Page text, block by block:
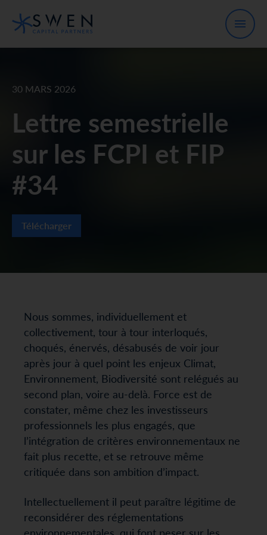
30 MARS 2026
Lettre semestrielle
sur les FCPI et FIP
#34
Télécharger
Nous sommes, individuellement et
collectivement, tour à tour interloqués,
choqués, énervés, désabusés de voir jour
après jour à quel point les enjeux Climat,
Environnement, Biodiversité sont relégués au
second plan, voire au-delà. Force est de
constater, même chez les investisseurs
professionnels les plus engagés, que
l’intégration de critères environnementaux ne
fait plus recette, et se retrouve même
critiquée dans son ambition d’impact.
Intellectuellement il peut paraître légitime de
reconsidérer des réglementations